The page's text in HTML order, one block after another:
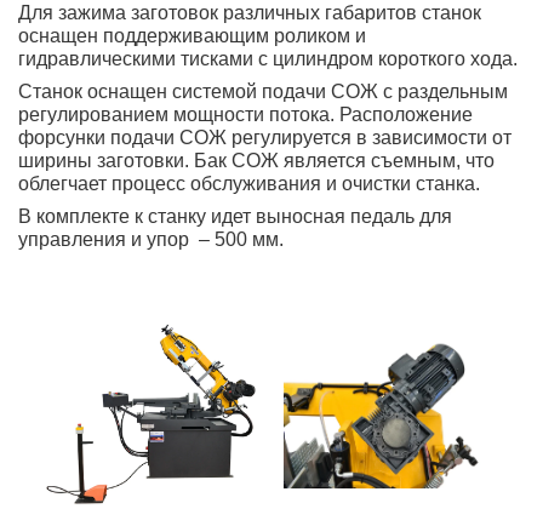
Для зажима заготовок различных габаритов станок
оснащен поддерживающим роликом и
гидравлическими тисками с цилиндром короткого хода.
Станок оснащен системой подачи СОЖ с раздельным
регулированием мощности потока. Расположение
форсунки подачи СОЖ регулируется в зависимости от
ширины заготовки. Бак СОЖ является съемным, что
облегчает процесс обслуживания и очистки станка.
В комплекте к станку идет выносная педаль для
управления и упор – 500 мм.